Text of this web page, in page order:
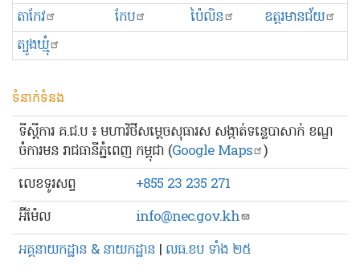
តាកែវ
កែប ប៉ៃលិន
ឧត្ដរមានជ័យ
ត្បូងឃ្មុំ
ទំនាក់ទំនង
ទីស្ដីការ គ.ជ.ប ៖ មហាវិថីសម្ដេចសុធារស សង្កាត់ទន្លេបាសាក់ ខណ្ឌ
ចំការមន រាជធានីភ្នំពេញ កម្ពុជា (Google Maps )
លេខ​ទូរសព្ទ
+855 23 235 271
អ៊ីម៉ែល
info@nec.gov.kh
អគ្គនាយកដ្ឋាន & នាយកដ្ឋាន | លធ.ខប ទាំង ២៥